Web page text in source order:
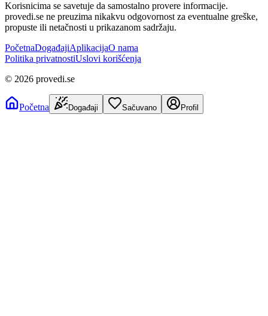
Korisnicima se savetuje da samostalno provere informacije.
provedi.se ne preuzima nikakvu odgovornost za eventualne greške,
propuste ili netačnosti u prikazanom sadržaju.
PočetnaDogađajiAplikacijaO nama
Politika privatnostiUslovi korišćenja
© 2026 provedi.se
Početna Događaji Sačuvano Profil